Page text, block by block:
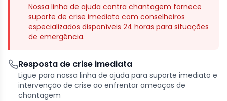
Nossa linha de ajuda contra chantagem fornece
suporte de crise imediato com conselheiros
especializados disponíveis 24 horas para situações
de emergência.
Resposta de crise imediata
Ligue para nossa linha de ajuda para suporte imediato e
intervenção de crise ao enfrentar ameaças de
chantagem